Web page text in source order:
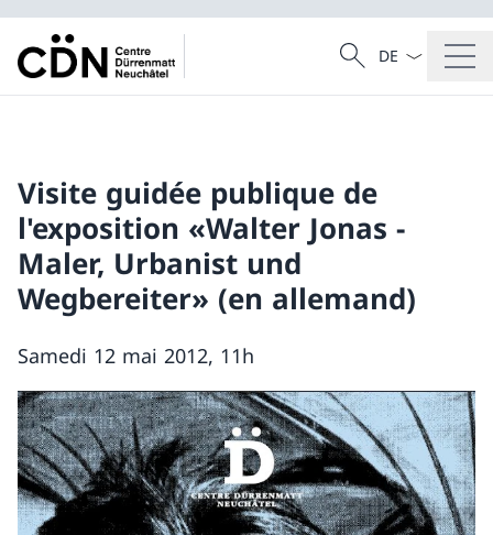
Recherche
Recherche
La langue
Visite guidée publique de
l'exposition «Walter Jonas -
Maler, Urbanist und
Wegbereiter» (en allemand)
Samedi 12 mai 2012, 11h